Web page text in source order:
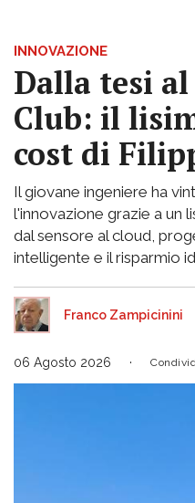
INNOVAZIONE
Dalla tesi
Club: il
cost di
Il giovane ingeniere ha
l'innovazione grazie a un
dal sensore al cloud,
intelligente e il risparmio
Franco Zampicinini
06 Agosto 2026